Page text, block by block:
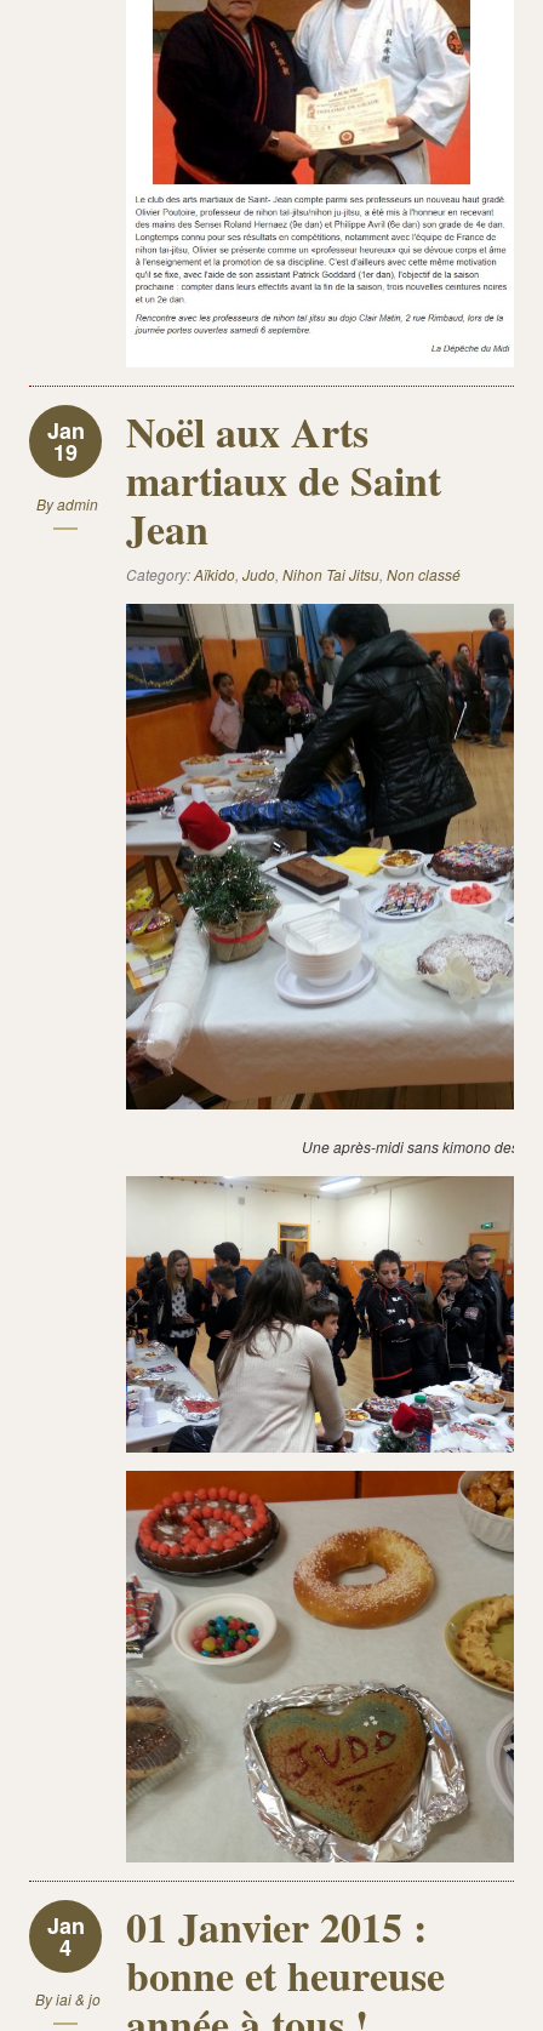
Jan
19
Byadmin
Noël aux Arts
martiaux de Saint
Jean
Category:Aïkido, Judo, Nihon Tai Jitsu, Non classé
Une après-midi sans kimono
Jan
4
Byiai & jo
01 Janvier 2015 :
bonne et heureuse